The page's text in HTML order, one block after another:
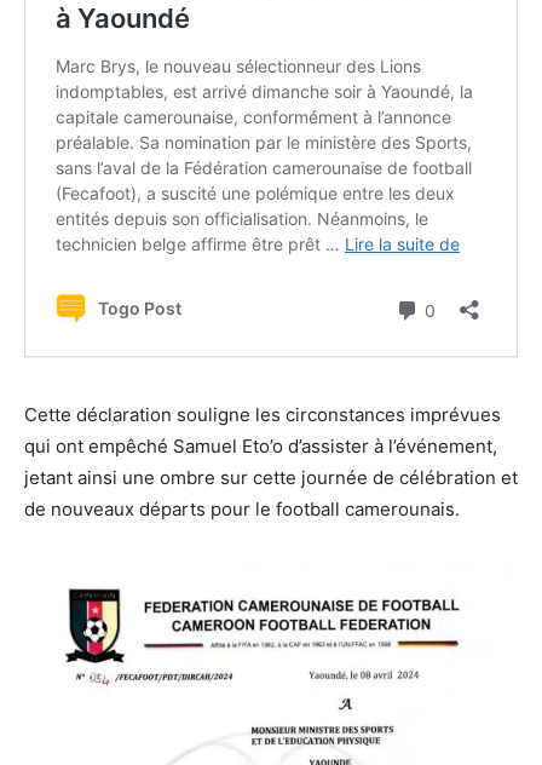
Cette déclaration souligne les circonstances imprévues
qui ont empêché Samuel Eto’o d’assister à l’événement,
jetant ainsi une ombre sur cette journée de célébration et
de nouveaux départs pour le football camerounais.